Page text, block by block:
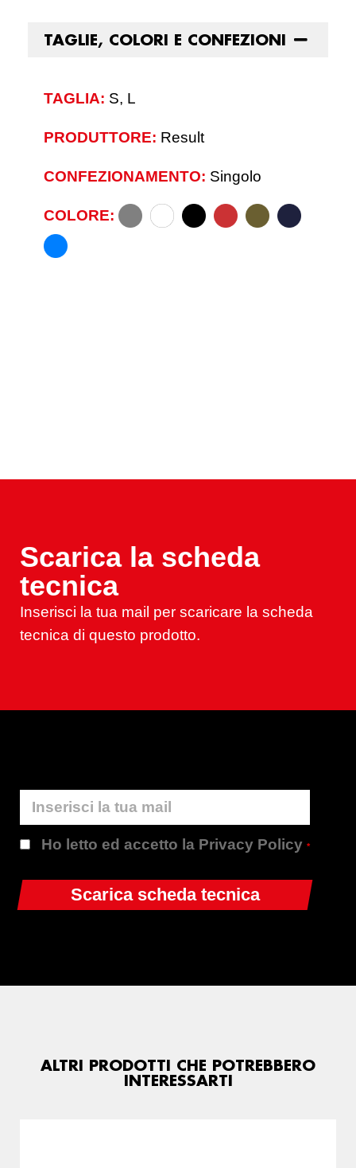
TAGLIE, COLORI E CONFEZIONI
TAGLIA: S, L
PRODUTTORE: Result
CONFEZIONAMENTO: Singolo
COLORE:
Scarica la scheda
tecnica
Inserisci la tua mail per scaricare la scheda
tecnica di questo prodotto.
Ho letto ed accetto la Privacy Policy*
ALTRI PRODOTTI CHE POTREBBERO
INTERESSARTI